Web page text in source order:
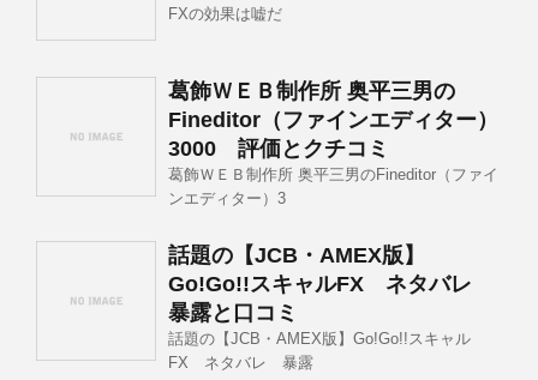
FXの効果は嘘だ
葛飾ＷＥＢ制作所 奥平三男の
Fineditor（ファインエディター）
3000 評価とクチコミ
葛飾ＷＥＢ制作所 奥平三男のFineditor（ファイ
ンエディター）3
話題の【JCB・AMEX版】
Go!Go!!スキャルFX ネタバレ
暴露と口コミ
話題の【JCB・AMEX版】Go!Go!!スキャル
FX ネタバレ 暴露